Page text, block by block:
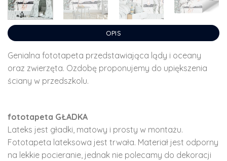
OPIS
Genialna fototapeta przedstawiająca lądy i oceany
oraz zwierzęta. Ozdobę proponujemy do upiększenia
ściany w przedszkolu.
fototapeta GŁADKA
Lateks jest gładki, matowy i prosty w montażu.
Fototapeta lateksowa jest trwała. Materiał jest odporny
na lekkie pocieranie, jednak nie polecamy do dekoracji